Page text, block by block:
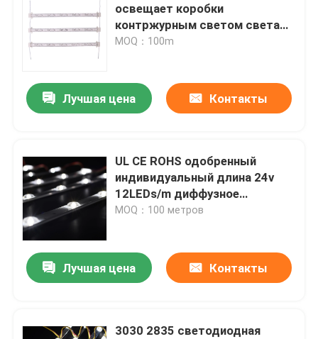
освещает коробки
контржурным светом света
рамки плаката прокладки 12V
подсвеченные
MOQ：100m
Лучшая цена Контакты
UL CE ROHS одобренный
индивидуальный длина 24v
12LEDs/m диффузное
отражение светодиодной
подсветка
MOQ：100 метров
Лучшая цена Контакты
3030 2835 светодиодная